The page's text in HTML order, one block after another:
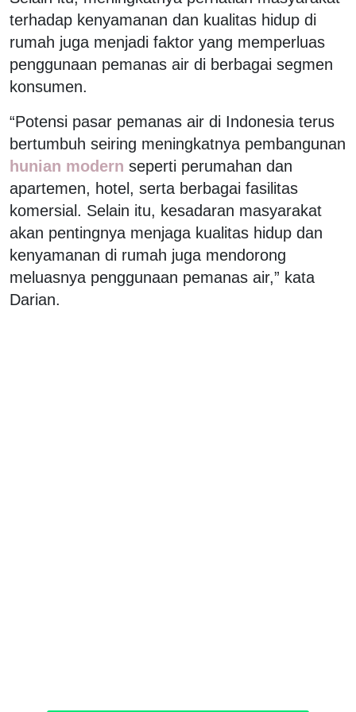
terhadap kenyamanan dan kualitas hidup di
rumah juga menjadi faktor yang memperluas
penggunaan pemanas air di berbagai segmen
konsumen.
“Potensi pasar pemanas air di Indonesia terus
bertumbuh seiring meningkatnya pembangunan
hunian modern seperti perumahan dan
apartemen, hotel, serta berbagai fasilitas
komersial. Selain itu, kesadaran masyarakat
akan pentingnya menjaga kualitas hidup dan
kenyamanan di rumah juga mendorong
meluasnya penggunaan pemanas air,” kata
Darian.